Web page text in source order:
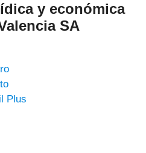
y económica
SA
Plus